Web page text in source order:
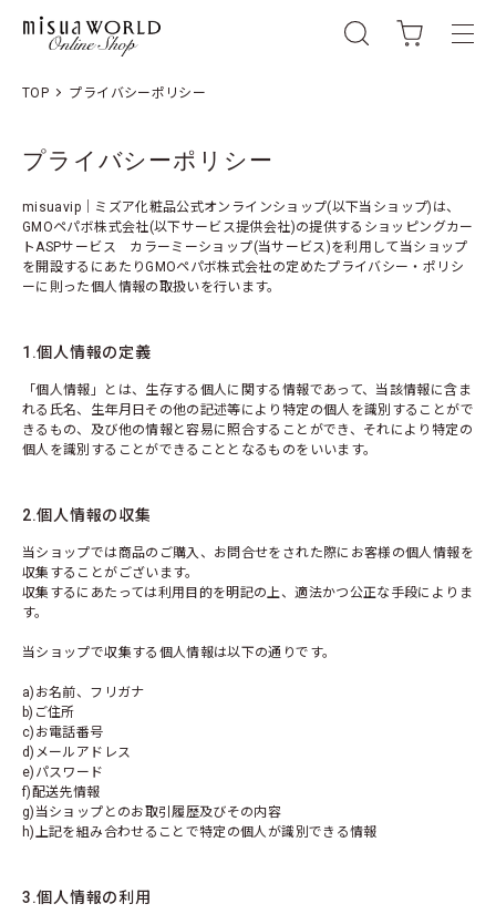
TOP プライバシーポリシー
プライバシーポリシー
misuavip｜ミズア化粧品公式オンラインショップ(以下当ショップ)は、
GMOペパボ株式会社(以下サービス提供会社)の提供するショッピングカー
トASPサービス カラーミーショップ(当サービス)を利用して当ショップ
を開設するにあたりGMOペパボ株式会社の定めたプライバシー・ポリシ
ーに則った個人情報の取扱いを行います。
1.個人情報の定義
「個人情報」とは、生存する個人に関する情報であって、当該情報に含ま
れる氏名、生年月日その他の記述等により特定の個人を識別することがで
きるもの、及び他の情報と容易に照合することができ、それにより特定の
個人を識別することができることとなるものをいいます。
2.個人情報の収集
当ショップでは商品のご購入、お問合せをされた際にお客様の個人情報を
収集することがございます。
収集するにあたっては利用目的を明記の上、適法かつ公正な手段によりま
す。
当ショップで収集する個人情報は以下の通りです。
a)お名前、フリガナ
b)ご住所
c)お電話番号
d)メールアドレス
e)パスワード
f)配送先情報
g)当ショップとのお取引履歴及びその内容
h)上記を組み合わせることで特定の個人が識別できる情報
3.個人情報の利用